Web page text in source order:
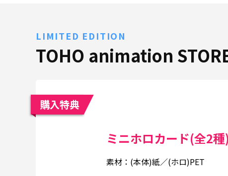
LIMITED EDITION
TOHO animation
購入特典
ミニホロカード(全2種)
素材：(本体)紙／(ホロ)PET